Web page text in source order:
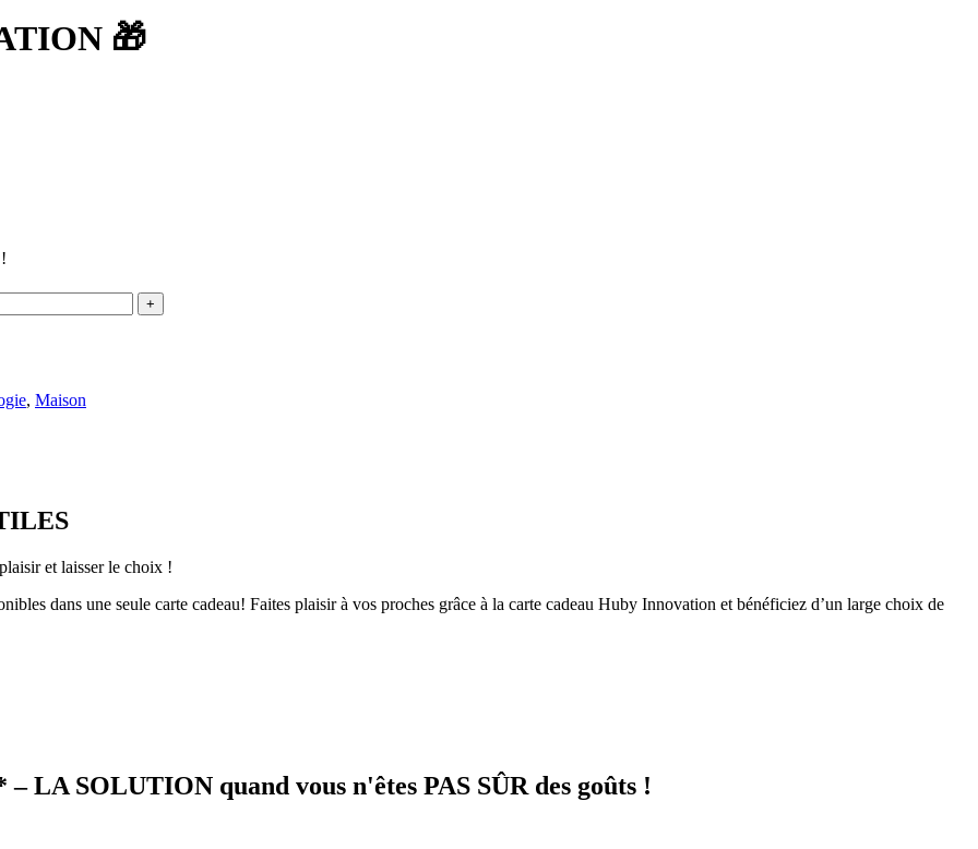
🎁
, Maison
et laisser le choix !
dans une seule carte cadeau! Faites plaisir à vos proches grâce à la carte cadeau Huby Innovation et bénéficiez d’un large choix de
SOLUTION quand vous n'êtes PAS SÛR des goûts !